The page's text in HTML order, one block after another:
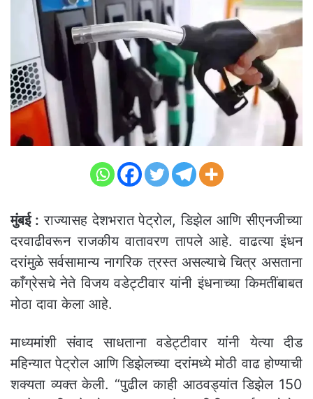
मुंबई : राज्यासह देशभरात पेट्रोल, डिझेल आणि सीएनजीच्या
दरवाढीवरून राजकीय वातावरण तापले आहे. वाढत्या इंधन
दरांमुळे सर्वसामान्य नागरिक त्रस्त असल्याचे चित्र असताना
काँग्रेसचे नेते विजय वडेट्टीवार यांनी इंधनाच्या किमतींबाबत
मोठा दावा केला आहे.
माध्यमांशी संवाद साधताना वडेट्टीवार यांनी येत्या दीड
महिन्यात पेट्रोल आणि डिझेलच्या दरांमध्ये मोठी वाढ होण्याची
शक्यता व्यक्त केली. “पुढील काही आठवड्यांत डिझेल 150